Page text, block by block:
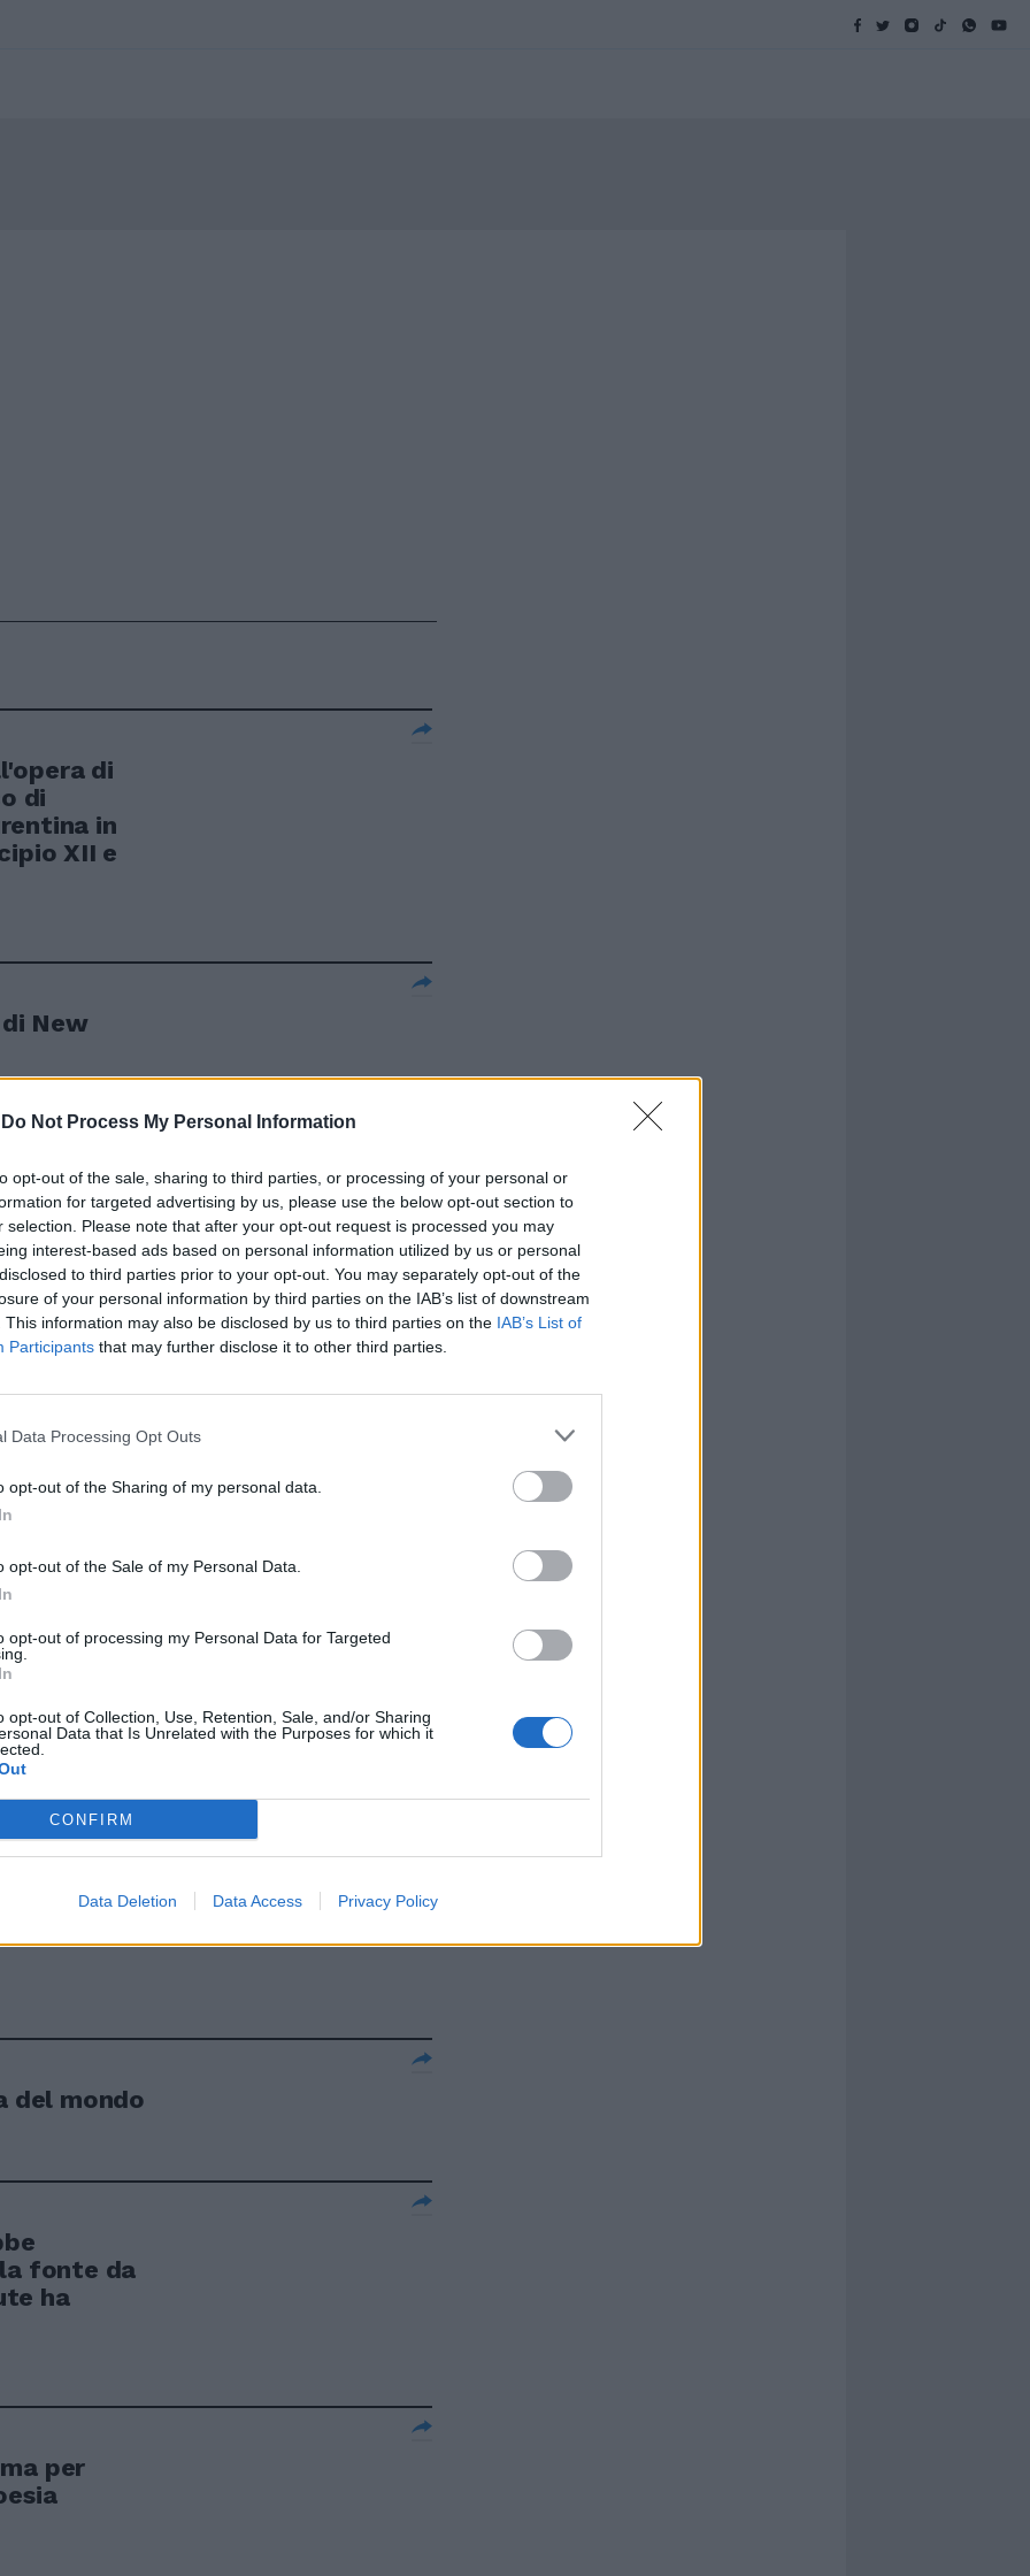
Do Not Process My Personal Information
opt-out of the sale, sharing to third parties, or processing of your personal or
for targeted advertising by us, please use the below opt-out section to
selection. Please note that after your opt-out request is processed you may
interest-based ads based on personal information utilized by us or personal
to third parties prior to your opt-out. You may separately opt-out of the
of your personal information by third parties on the IAB’s list of downstream
This information may also be disclosed by us to third parties on the IAB’s List of
Participants that may further disclose it to other third parties.
Data Processing Opt Outs
opt-out of the Sharing of my personal data.
opt-out of the Sale of my Personal Data.
opt-out of processing my Personal Data for Targeted
opt-out of Collection, Use, Retention, Sale, and/or Sharing
Data that Is Unrelated with the Purposes for which it
CONFIRM
Data Deletion Data Access Privacy Policy
di
di
in
XII e
New
e
i lavori di
ritardo di
per
del mondo
fonte da
ha
per